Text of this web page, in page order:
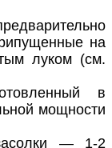
на
луком (см.
в
мощности
— 1-2